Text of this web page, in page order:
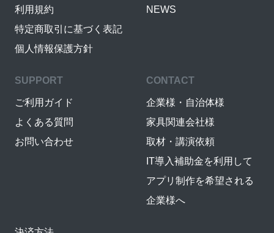
利用規約
特定商取引に基づく表記
個人情報保護方針
NEWS
SUPPORT
ご利用ガイド
よくある質問
お問い合わせ
CONTACT
企業様・自治体様
家具関連会社様
取材・講演依頼
IT導入補助金を利用して
アプリ制作を希望される
企業様へ